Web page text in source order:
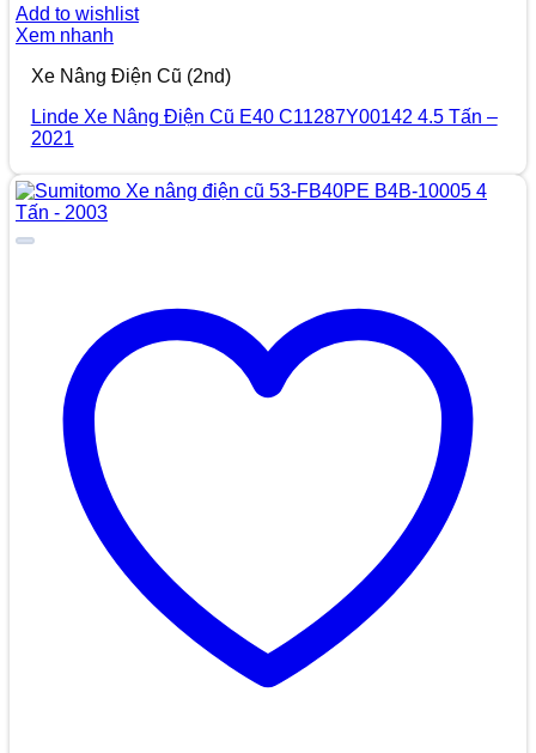
Add to wishlist
Xem nhanh
Xe Nâng Điện Cũ (2nd)
Linde Xe Nâng Điện Cũ E40 C11287Y00142 4.5 Tấn –
2021